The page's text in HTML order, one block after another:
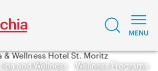
Spa and Wellness
Wellness Programs